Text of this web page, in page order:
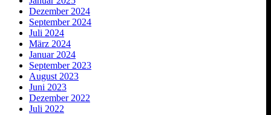
Dezember 2024
September 2024
Juli 2024
März 2024
Januar 2024
September 2023
August 2023
Juni 2023
Dezember 2022
Juli 2022